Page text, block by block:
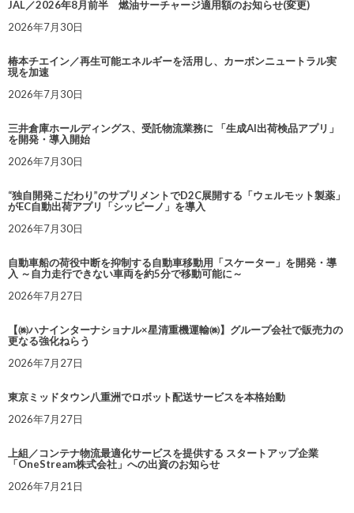
JAL／2026年8月前半 燃油サーチャージ適用額のお知らせ(変更)
2026年7月30日
椿本チエイン／再生可能エネルギーを活用し、カーボンニュートラル実
現を加速
2026年7月30日
三井倉庫ホールディングス、受託物流業務に 「生成AI出荷検品アプリ」
を開発・導入開始
2026年7月30日
“独自開発こだわり”のサプリメントでD2C展開する「ウェルモット製薬」
がEC自動出荷アプリ「シッピーノ」を導入
2026年7月30日
自動車船の荷役中断を抑制する自動車移動用「スケーター」を開発・導
入 ～自力走行できない車両を約5分で移動可能に～
2026年7月27日
【㈱ハナインターナショナル×星清重機運輸㈱】グループ会社で販売力の
更なる強化ねらう
2026年7月27日
東京ミッドタウン八重洲でロボット配送サービスを本格始動
2026年7月27日
上組／コンテナ物流最適化サービスを提供する スタートアップ企業
「OneStream株式会社」への出資のお知らせ
2026年7月21日